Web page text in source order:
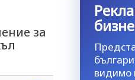
за
видимо